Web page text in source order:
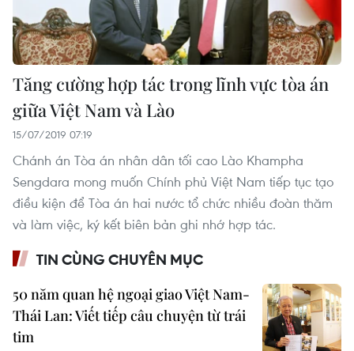
Tăng cường hợp tác trong lĩnh vực tòa án
giữa Việt Nam và Lào
15/07/2019 07:19
Chánh án Tòa án nhân dân tối cao Lào Khampha
Sengdara mong muốn Chính phủ Việt Nam tiếp tục tạo
điều kiện để Tòa án hai nước tổ chức nhiều đoàn thăm
và làm việc, ký kết biên bản ghi nhớ hợp tác.
TIN CÙNG CHUYÊN MỤC
50 năm quan hệ ngoại giao Việt Nam-
Thái Lan: Viết tiếp câu chuyện từ trái
tim